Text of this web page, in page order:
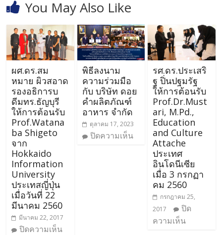
You May Also Like
ผศ.ดร.สม
หมาย ผิวสอาด
รองอธิการบ
ดีมทร.ธัญบุรี
ให้การต้อนรับ
Prof.Watana
ba Shigeto
จาก
Hokkaido
Information
University
ประเทสญี่ปุ่น
เมื่อวันที่ 22
มีนาคม 2560
มีนาคม 22, 2017
ปิดความเห็น
พิธีลงนาม
ความร่วมมือ
กับ บริษัท ดอย
คำผลิตภัณฑ์
อาหาร จำกัด
ตุลาคม 17, 2023
ปิดความเห็น
รศ.ดร.ประเสริ
ฐ ปิ่นปฐมรัฐ
ให้การต้อนรับ
Prof.Dr.Must
ari, M.Pd.,
Education
and Culture
Attache
ประเทศ
อินโดนีเซีย
เมื่อ 3 กรกฏา
คม 2560
กรกฎาคม 25,
2017
ปิด
ความเห็น